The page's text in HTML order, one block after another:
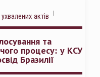
актів
та
процесу: у КСУ
Бразилії